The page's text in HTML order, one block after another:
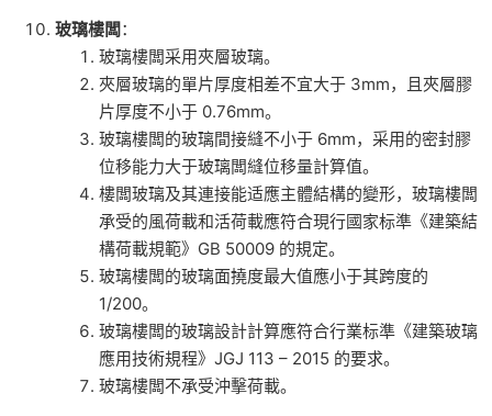
玻璃樓闆：
玻璃樓闆采用夾層玻璃。
夾層玻璃的單片厚度相差不宜大于 3mm，且夾層膠
片厚度不小于 0.76mm。
玻璃樓闆的玻璃間接縫不小于 6mm，采用的密封膠
位移能力大于玻璃闆縫位移量計算值。
樓闆玻璃及其連接能适應主體結構的變形，玻璃樓闆
承受的風荷載和活荷載應符合現行國家标準《建築結
構荷載規範》GB 50009 的規定。
玻璃樓闆的玻璃面撓度最大值應小于其跨度的
1/200。
玻璃樓闆的玻璃設計計算應符合行業标準《建築玻璃
應用技術規程》JGJ 113 – 2015 的要求。
玻璃樓闆不承受沖擊荷載。